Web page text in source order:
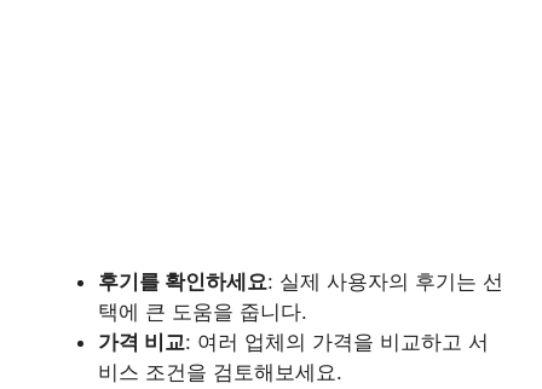
후기를 확인하세요: 실제 사용자의 후기는 선
택에 큰 도움을 줍니다.
가격 비교: 여러 업체의 가격을 비교하고 서
비스 조건을 검토해보세요.